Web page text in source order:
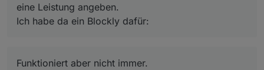
eine Leistung angeben.
Ich habe da ein Blockly dafür:
Funktioniert aber nicht immer.